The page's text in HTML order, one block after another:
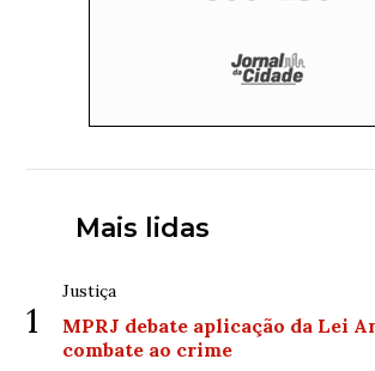
Mais lidas
1
Justiça
MPRJ debate aplicação da Lei
combate ao crime